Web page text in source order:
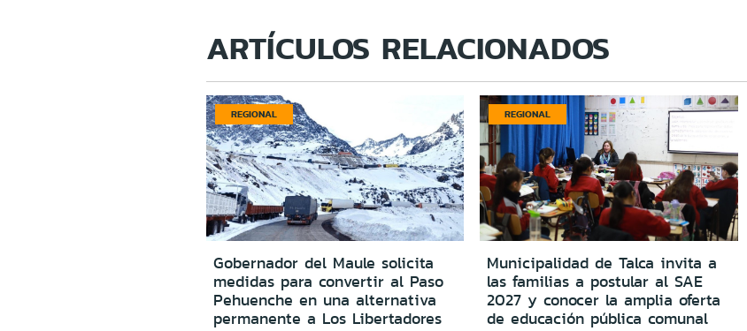
ARTÍCULOS RELACIONADOS
REGIONAL
Gobernador del Maule solicita
medidas para convertir al Paso
Pehuenche en una alternativa
permanente a Los Libertadores
REGIONAL
Municipalidad de Talca invita a
las familias a postular al SAE
2027 y conocer la amplia oferta
de educación pública comunal